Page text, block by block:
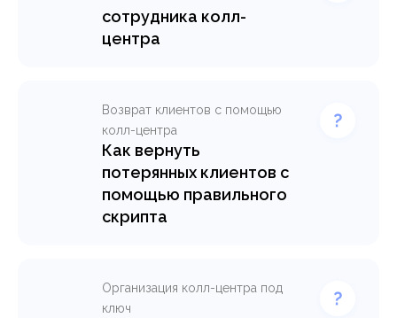
сотрудника колл-
центра
Возврат клиентов с помощью
колл-центра
Как вернуть
потерянных клиентов с
помощью правильного
скрипта
Организация колл-центра под
ключ